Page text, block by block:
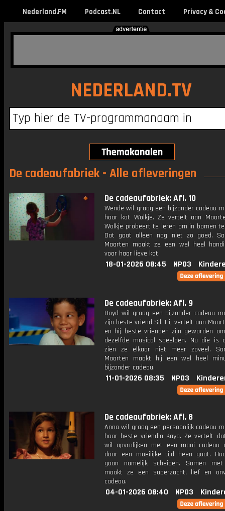
Nederland.FM Podcast.NL Contact Privacy &
NEDERLAND.TV
De cadeaufabriek - Alle afleveringen
De cadeaufabriek: Afl. 10
Wende wil graag een bijzonder cadeau
haar kat Wolkje. Ze vertelt aan
Wolkje probeert te leren om in bomen
Dat gaat alleen nog niet zo goed.
Maarten maakt ze een wel heel
voor haar lieve kat.
18-01-2026 08:45 NPO3
De cadeaufabriek: Afl. 9
Boyd wil graag een bijzonder cadeau
zijn beste vriend Sil. Hij vertelt aan
en hij beste vrienden zijn geworden
dezelfde musical speelden. Nu die is
zien ze elkaar niet meer zoveel.
Maarten maakt hij een wel heel
bijzonder cadeau.
11-01-2026 08:35 NPO3
De cadeaufabriek: Afl. 8
Anna wil graag een persoonlijk cadeau
haar beste vriendin Kaya. Ze vertelt
wil opvrolijken met een mooi cadeau
door een moeilijke tijd heen gaat.
gaan namelijk scheiden. Samen
maakt ze een superzacht, lief en
cadeau.
04-01-2026 08:40 NPO3